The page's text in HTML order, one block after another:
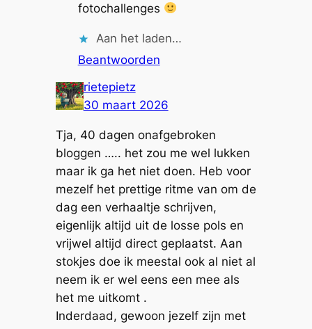
fotochallenges
Aan het laden…
Beantwoorden
rietepietz
30 maart 2026
Tja, 40 dagen onafgebroken
bloggen ….. het zou me wel lukken
maar ik ga het niet doen. Heb voor
mezelf het prettige ritme van om de
dag een verhaaltje schrijven,
eigenlijk altijd uit de losse pols en
vrijwel altijd direct geplaatst. Aan
stokjes doe ik meestal ook al niet al
neem ik er wel eens een mee als
het me uitkomt .
Inderdaad, gewoon jezelf zijn met